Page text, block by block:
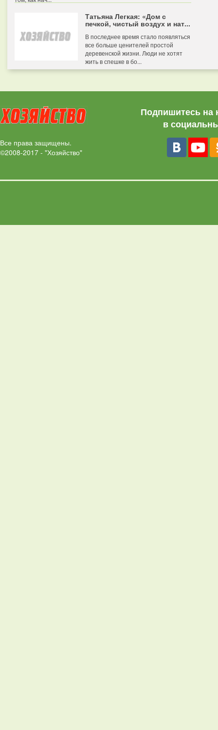
Татьяна Легкая: «Дом с
печкой, чистый воздух и нат...
В последнее время стало появляться
все больше ценителей простой
деревенской жизни. Люди не хотят
жить в спешке в бо...
Все права защищены.
©2008-2017 - "Хозяйство"
Подпишитесь на
в